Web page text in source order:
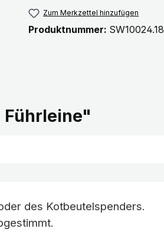
Zum Merkzettel hinzufügen
Produktnummer: SW10024.18
des Kotbeutelspenders.